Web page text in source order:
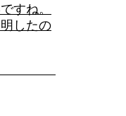
すね。
したの